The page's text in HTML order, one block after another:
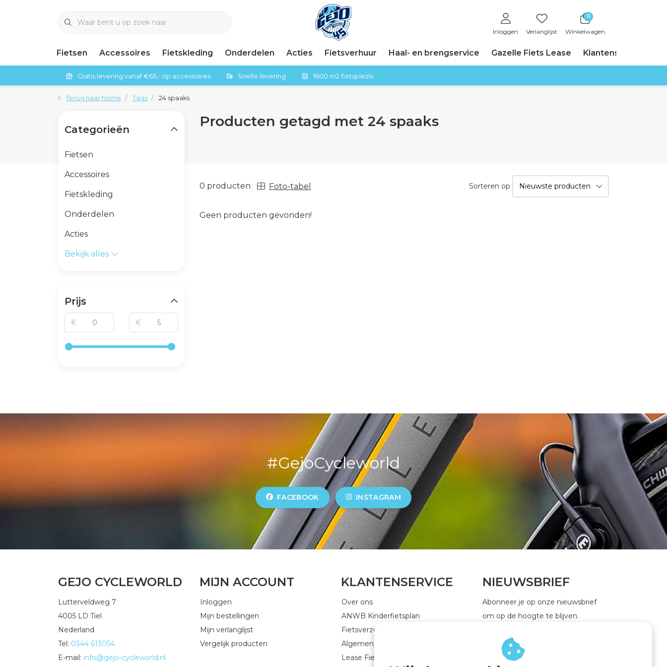
Inloggen Verlanglijst
0
Winkelwagen
Fietsen Accessoires Fietskleding Onderdelen Acties Fietsverhuur Haal- en brengservice Gazelle Fiets Lease Klantenservice
Gratis levering vanaf €65,- op accessoires Snelle levering 1600 m2 fietsplezier in Tiel
Terug naar home Tags 24 spaaks
Producten getagd met 24 spaaks
0 producten Foto-tabel Sorteren op
Geen producten gevonden!
Categorieën
Fietsen
Accessoires
Fietskleding
Onderdelen
Acties
Bekijk alles
Prijs
€ €
#GejoCycleworld
FACEBOOK INSTAGRAM
GEJO CYCLEWORLD
Lutterveldweg 7
4005 LD Tiel
Nederland
Tel: 0344 613054
E-mail: info@gejo-cycleworld.nl
MIJN ACCOUNT
Inloggen
Mijn bestellingen
Mijn verlanglijst
Vergelijk producten
KLANTENSERVICE
Over ons
ANWB Kinderfietsplan
Fietsverzekering
Algemene voorwaarden
Lease Fiets
NIEUWSBRIEF
Abonneer je op onze nieuwsbrief
om op de hoogte te blijven.